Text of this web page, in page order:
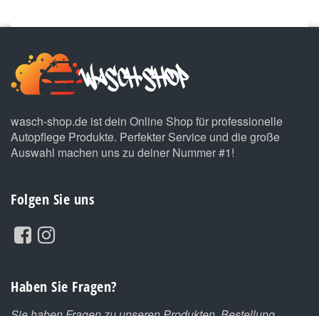
wasch-shop.de ist dein Online Shop für professionelle
Autopflege Produkte. Perfekter Service und die große
Auswahl machen uns zu deiner Nummer #1!
Folgen Sie uns
Haben Sie Fragen?